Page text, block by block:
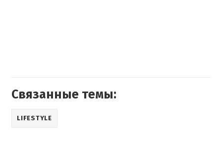
Связанные темы:
LIFESTYLE